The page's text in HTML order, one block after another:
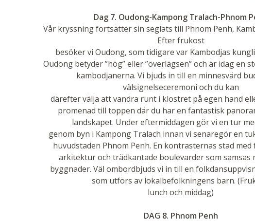
Dag 7. Oudong-Kampong Tralach-Phnom
Vår kryssning fortsätter sin seglats till Phnom Penh,
Efter frukost
besöker vi Oudong, som tidigare var Kambodjas
Oudong betyder ”hög” eller ”överlägsen” och är idag en
kambodjanerna. Vi bjuds in till en minnesvärd
välsignelseceremoni och du kan
därefter välja att vandra runt i klostret på egen hand
promenad till toppen där du har en fantastisk
landskapet. Under eftermiddagen gör vi en tur
genom byn i Kampong Tralach innan vi senaregör en
huvudstaden Phnom Penh. En kontrasternas stad
arkitektur och trädkantade boulevarder som samsas
byggnader. Väl ombordbjuds vi in till en
som utförs av lokalbefolkningens barn.
lunch och middag)
DAG 8. Phnom Penh